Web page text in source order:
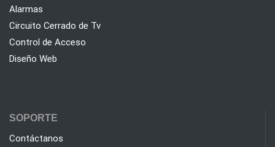
Alarmas
Circuito Cerrado de Tv
Control de Acceso
Diseño Web
SOPORTE
Contáctanos